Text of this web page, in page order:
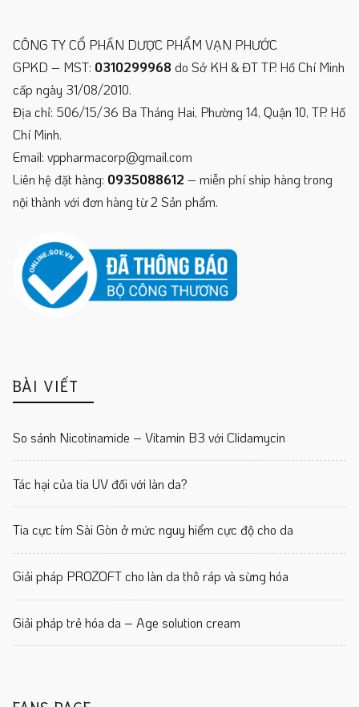
CÔNG TY CỔ PHẦN DƯỢC PHẨM VẠN PHƯỚC
GPKD – MST: 0310299968 do Sở KH & ĐT TP. Hồ Chí Minh
cấp ngày 31/08/2010.
Địa chỉ: 506/15/36 Ba Tháng Hai, Phường 14, Quận 10, TP. Hồ
Chí Minh.
Email: vppharmacorp@gmail.com
Liên hệ đặt hàng: 0935088612 – miễn phí ship hàng trong
nội thành với đơn hàng từ 2 Sản phẩm.
BÀI VIẾT
So sánh Nicotinamide – Vitamin B3 với Clidamycin
Tác hại của tia UV đối với làn da?
Tia cực tím Sài Gòn ở mức nguy hiểm cực độ cho da
Giải pháp PROZOFT cho làn da thô ráp và sừng hóa
Giải pháp trẻ hóa da – Age solution cream